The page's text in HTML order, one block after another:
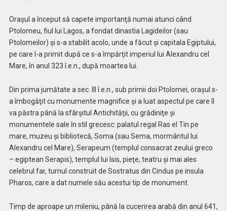
Oraşul a început să capete importanţă numai atunci când
Ptolomeu, fiul lui Lagos, a fondat dinastia Lagideilor (sau
Ptolomeilor) şi s-a stabilit acolo, unde a făcut şi capitala Egiptului,
pe care l-a primit după ce s-a împărţit imperiul lui Alexandru cel
Mare, în anul 323 î.e.n., după moartea lui.
Din prima jumătate a sec. III î.e.n., sub primii doi Ptolomei, oraşul s-
a îmbogăţit cu monumente magnifice şi a luat aspectul pe care îl
va păstra până la sfârşitul Antichităţii, cu grădiniţe şi
monumentele sale în stil grecesc: palatul regal Ras el Tin pe
mare, muzeu şi bibliotecă, Soma (sau Sema, mormântul lui
Alexandru cel Mare), Serapeum (templul consacrat zeului greco
– egiptean Serapis), templul lui Isis, pieţe, teatru şi mai ales
celebrul far, turnul construit de Sostratus din Cindus pe insula
Pharos, care a dat numele său acestui tip de monument.
Timp de aproape un mileniu, până la cucerirea arabă din anul 641,